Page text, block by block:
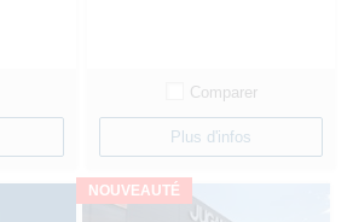
Comparer
Plus d'infos
NOUVEAUTÉ